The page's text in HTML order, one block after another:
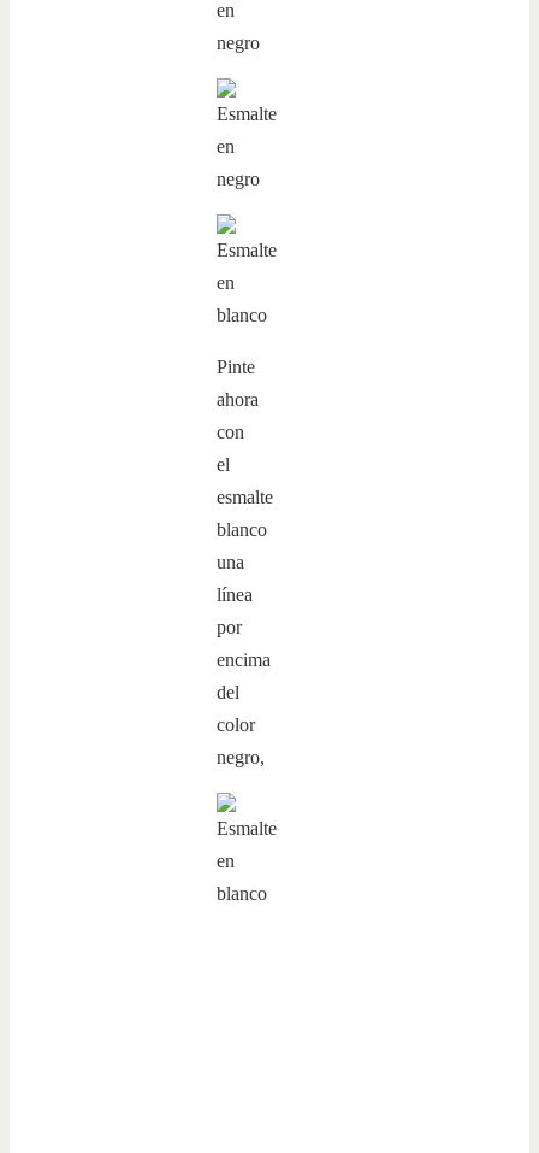
Pinte
ahora
con
el
esmalte
blanco
una
línea
por
encima
del
color
negro,